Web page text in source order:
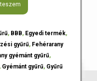
, BBB, Egyedi termék,
gyűrű, Fehérarany
gyémánt gyűrű,
Gyémánt gyűrű, Gyűrű